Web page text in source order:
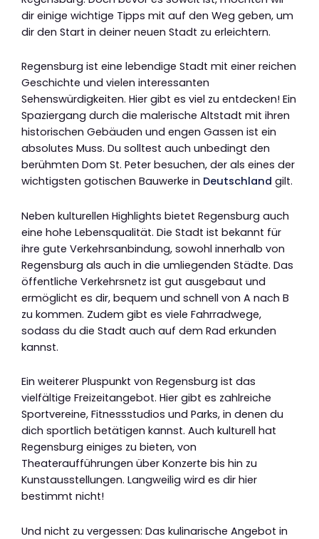
dir einige wichtige Tipps mit auf den Weg geben, um
dir den Start in deiner neuen Stadt zu erleichtern.
Regensburg ist eine lebendige Stadt mit einer reichen
Geschichte und vielen interessanten
Sehenswürdigkeiten. Hier gibt es viel zu entdecken! Ein
Spaziergang durch die malerische Altstadt mit ihren
historischen Gebäuden und engen Gassen ist ein
absolutes Muss. Du solltest auch unbedingt den
berühmten Dom St. Peter besuchen, der als eines der
wichtigsten gotischen Bauwerke in Deutschland gilt.
Neben kulturellen Highlights bietet Regensburg auch
eine hohe Lebensqualität. Die Stadt ist bekannt für
ihre gute Verkehrsanbindung, sowohl innerhalb von
Regensburg als auch in die umliegenden Städte. Das
öffentliche Verkehrsnetz ist gut ausgebaut und
ermöglicht es dir, bequem und schnell von A nach B
zu kommen. Zudem gibt es viele Fahrradwege,
sodass du die Stadt auch auf dem Rad erkunden
kannst.
Ein weiterer Pluspunkt von Regensburg ist das
vielfältige Freizeitangebot. Hier gibt es zahlreiche
Sportvereine, Fitnessstudios und Parks, in denen du
dich sportlich betätigen kannst. Auch kulturell hat
Regensburg einiges zu bieten, von
Theateraufführungen über Konzerte bis hin zu
Kunstausstellungen. Langweilig wird es dir hier
bestimmt nicht!
Und nicht zu vergessen: Das kulinarische Angebot in